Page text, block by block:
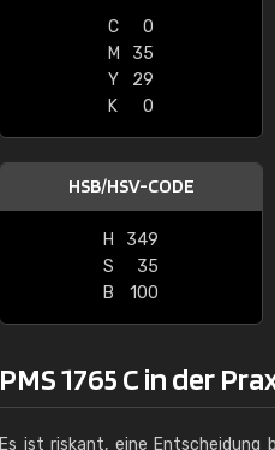
C
0
M
35
Y
29
K
0
HSB/HSV-CODE
H
349
S
35
B
100
PMS 1765 C in der
Es ist riskant, eine Entscheidung